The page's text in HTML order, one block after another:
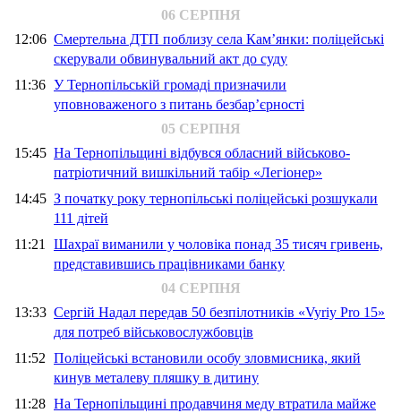
06 СЕРПНЯ
12:06 Смертельна ДТП поблизу села Кам’янки: поліцейські
скерували обвинувальний акт до суду
11:36 У Тернопільській громаді призначили
уповноваженого з питань безбар’єрності
05 СЕРПНЯ
15:45 На Тернопільщині відбувся обласний військово-
патріотичний вишкільний табір «Легіонер»
14:45 З початку року тернопільські поліцейські розшукали
111 дітей
11:21 Шахраї виманили у чоловіка понад 35 тисяч гривень,
представившись працівниками банку
04 СЕРПНЯ
13:33 Сергій Надал передав 50 безпілотників «Vyriy Pro 15»
для потреб військовослужбовців
11:52 Поліцейські встановили особу зловмисника, який
кинув металеву пляшку в дитину
11:28 На Тернопільщині продавчиня меду втратила майже